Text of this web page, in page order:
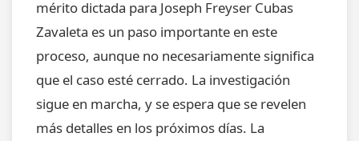
mérito dictada para Joseph Freyser Cubas
Zavaleta es un paso importante en este
proceso, aunque no necesariamente significa
que el caso esté cerrado. La investigación
sigue en marcha, y se espera que se revelen
más detalles en los próximos días. La